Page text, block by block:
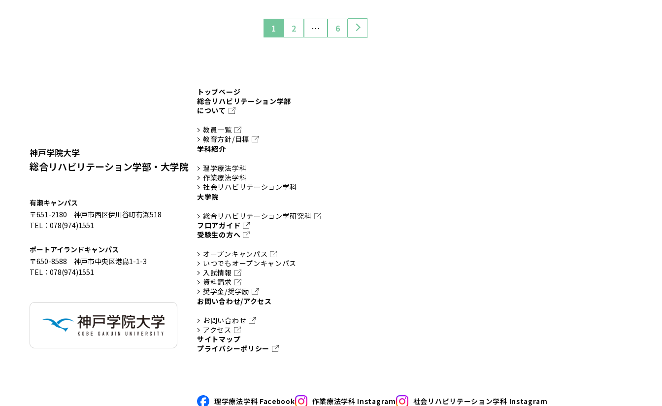
1 2 … 6
神戸学院大学
総合リハビリテーション学部・大学院
有瀬キャンパス
〒651-2180 神戸市西区伊川谷町有瀬518
TEL：078(974)1551
ポートアイランドキャンパス
〒650-8588 神戸市中央区港島1-1-3
TEL：078(974)1551
トップページ
総合リハビリテーション学部
について
教員一覧
教育方針/目標
学科紹介
理学療法学科
作業療法学科
社会リハビリテーション学科
大学院
総合リハビリテーション学研究科
フロアガイド
受験生の方へ
オープンキャンパス
いつでもオープンキャンパス
入試情報
資料請求
奨学金/奨学励
お問い合わせ/アクセス
お問い合わせ
アクセス
サイトマップ
プライバシーポリシー
理学療法学科 Facebook 作業療法学科 Instagram 社会リハビリテーション学科 Instagram